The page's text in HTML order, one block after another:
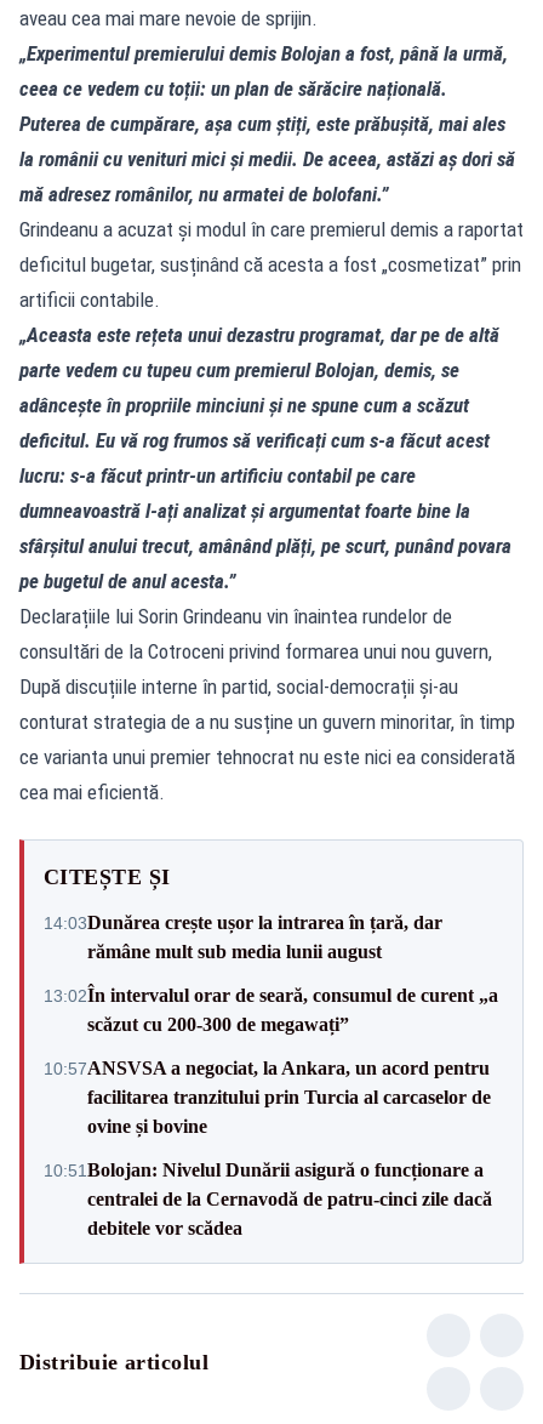
aveau cea mai mare nevoie de sprijin.
„Experimentul premierului demis Bolojan a fost, până la urmă,
ceea ce vedem cu toții: un plan de sărăcire națională.
Puterea de cumpărare, așa cum știți, este prăbușită, mai ales
la românii cu venituri mici și medii. De aceea, astăzi aș dori să
mă adresez românilor, nu armatei de bolofani.”
Grindeanu a acuzat și modul în care premierul demis a raportat
deficitul bugetar, susținând că acesta a fost „cosmetizat” prin
artificii contabile.
„Aceasta este rețeta unui dezastru programat, dar pe de altă
parte vedem cu tupeu cum premierul Bolojan, demis, se
adâncește în propriile minciuni și ne spune cum a scăzut
deficitul. Eu vă rog frumos să verificați cum s-a făcut acest
lucru: s-a făcut printr-un artificiu contabil pe care
dumneavoastră l-ați analizat și argumentat foarte bine la
sfârșitul anului trecut, amânând plăți, pe scurt, punând povara
pe bugetul de anul acesta.”
Declarațiile lui Sorin Grindeanu vin înaintea rundelor de
consultări de la Cotroceni privind formarea unui nou guvern,
După discuțiile interne în partid, social-democrații și-au
conturat strategia de a nu susține un guvern minoritar, în timp
ce varianta unui premier tehnocrat nu este nici ea considerată
cea mai eficientă.
CITEȘTE ȘI
14:03Dunărea crește ușor la intrarea în țară, dar
rămâne mult sub media lunii august
13:02În intervalul orar de seară, consumul de curent „a
scăzut cu 200-300 de megawați”
10:57ANSVSA a negociat, la Ankara, un acord pentru
facilitarea tranzitului prin Turcia al carcaselor de
ovine și bovine
10:51Bolojan: Nivelul Dunării asigură o funcționare a
centralei de la Cernavodă de patru-cinci zile dacă
debitele vor scădea
Distribuie articolul